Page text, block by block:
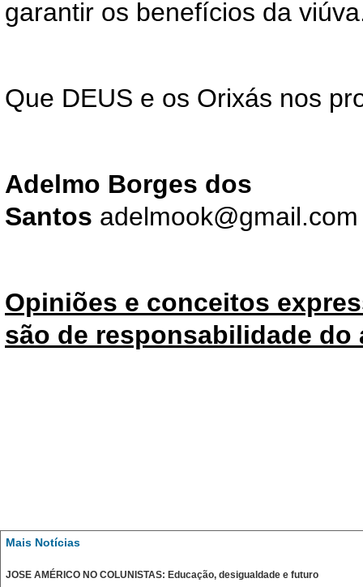
garantir os benefícios da
Que DEUS e os Orixás nos
Adelmo Borges dos
Santos
Opiniões e conceitos
são de responsabilidade
Mais Notícias
JOSE AMÉRICO NO COLUNISTAS: Educação, desigualdade e futuro